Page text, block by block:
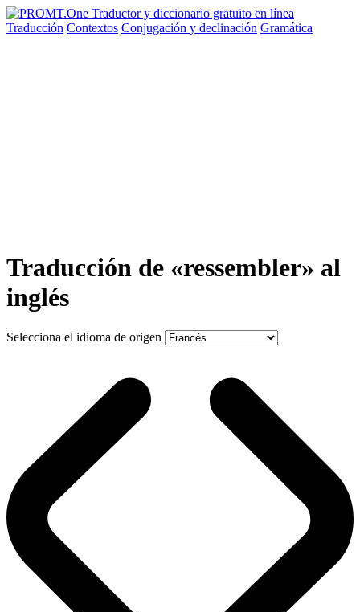
Traducción Contextos Conjugación y declinación Gramática
Traducción de «ressembler» al
inglés
Selecciona el idioma de origen